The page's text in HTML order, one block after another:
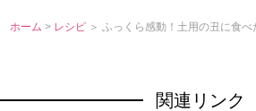
ホーム > レシピ ＞ ふっくら感動！土用の丑に食
関連リンク